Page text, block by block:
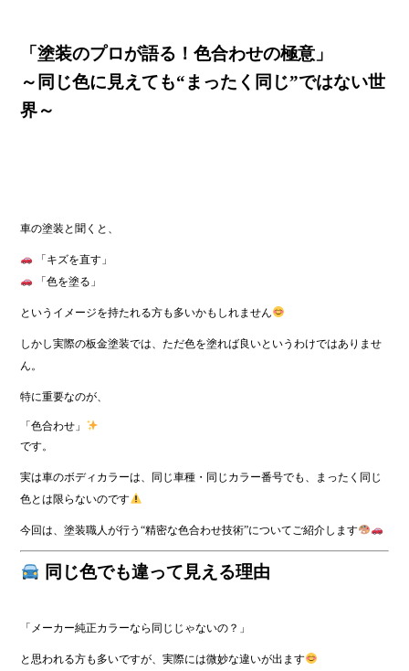
「塗装のプロが語る！色合わせの極意」
～同じ色に見えても“まったく同じ”ではない世
界～
車の塗装と聞くと、
「キズを直す」
「色を塗る」
というイメージを持たれる方も多いかもしれません
しかし実際の板金塗装では、ただ色を塗れば良いというわけではありませ
ん。
特に重要なのが、
「色合わせ」
です。
実は車のボディカラーは、同じ車種・同じカラー番号でも、まったく同じ
色とは限らないのです
今回は、塗装職人が行う“精密な色合わせ技術”についてご紹介します
同じ色でも違って見える理由
「メーカー純正カラーなら同じじゃないの？」
と思われる方も多いですが、実際には微妙な違いが出ます